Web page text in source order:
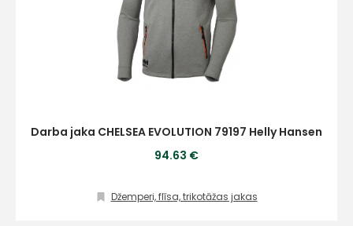
Darba jaka CHELSEA EVOLUTION 79197 Helly Hansen
94.63 €
Džemperi, flīsa, trikotāžas jakas